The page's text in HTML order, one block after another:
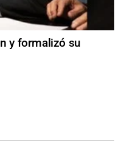
y formalizó su